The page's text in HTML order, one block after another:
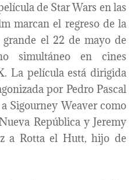
de Star Wars en las
marcan el regreso de la
el 22 de mayo de
simultáneo en cines
La película está dirigida
por Pedro Pascal
Sigourney Weaver como
República y Jeremy
a Rotta el Hutt, hijo de